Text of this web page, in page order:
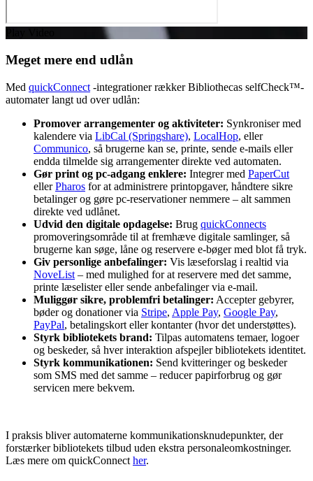
Meget mere end udlån
Med quickConnect -integrationer rækker Bibliothecas selfCheck™-
automater langt ud over udlån:
Promover arrangementer og aktiviteter: Synkroniser med
kalendere via LibCal (Springshare), LocalHop, eller
Communico, så brugerne kan se, printe, sende e-mails eller
endda tilmelde sig arrangementer direkte ved automaten.
Gør print og pc-adgang enklere: Integrer med PaperCut
ellerPharos for at administrere printopgaver, håndtere sikre
betalinger og gøre pc-reservationer nemmere – alt sammen
direkte ved udlånet.
Udvid den digitale opdagelse: Brug quickConnects
promoveringsområde til at fremhæve digitale samlinger, så
brugerne kan søge, låne og reservere e-bøger med blot få tryk.
Giv personlige anbefalinger: Vis læseforslag i realtid via
NoveList – med mulighed for at reservere med det samme,
printe læselister eller sende anbefalinger via e-mail.
Muliggør sikre, problemfri betalinger: Accepter gebyrer,
bøder og donationer via Stripe, Apple Pay, Google Pay,
PayPal, betalingskort eller kontanter (hvor det understøttes).
Styrk bibliotekets brand: Tilpas automatens temaer, logoer
og beskeder, så hver interaktion afspejler bibliotekets identitet.
Styrk kommunikationen: Send kvitteringer og beskeder
som SMS med det samme – reducer papirforbrug og gør
servicen mere bekvem.
I praksis bliver automaterne kommunikationsknudepunkter, der
forstærker bibliotekets tilbud uden ekstra personaleomkostninger.
Læs mere om quickConnect her.